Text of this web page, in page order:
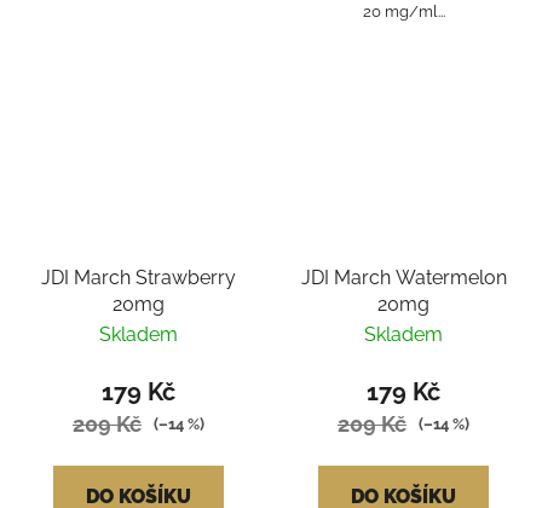
20 mg/ml...
JDI March Strawberry
20mg
Skladem
179 Kč
209 Kč (–14 %)
DO KOŠÍKU
JDI March Watermelon
20mg
Skladem
179 Kč
209 Kč (–14 %)
DO KOŠÍKU